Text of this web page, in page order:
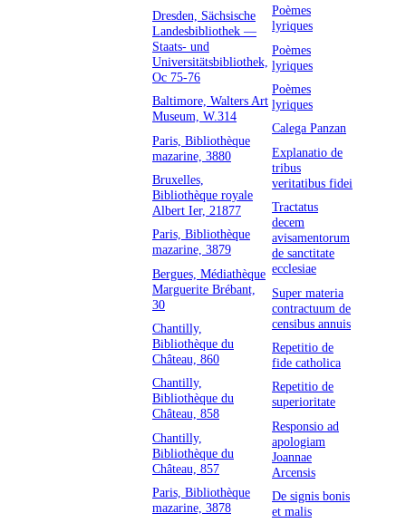
Dresden, Sächsische
Landesbibliothek —
Staats- und
Universitätsbibliothek,
Oc 75-76
Baltimore, Walters Art
Museum, W.314
Paris, Bibliothèque
mazarine, 3880
Bruxelles,
Bibliothèque royale
Albert Ier, 21877
Paris, Bibliothèque
mazarine, 3879
Bergues, Médiathèque
Marguerite Brébant,
30
Chantilly,
Bibliothèque du
Château, 860
Chantilly,
Bibliothèque du
Château, 858
Chantilly,
Bibliothèque du
Château, 857
Paris, Bibliothèque
mazarine, 3878
Poèmes
lyriques
Poèmes
lyriques
Poèmes
lyriques
Calega Panzan
Explanatio de
tribus
veritatibus fidei
Tractatus
decem
avisamentorum
de sanctitate
ecclesiae
Super materia
contractuum de
censibus annuis
Repetitio de
fide catholica
Repetitio de
superioritate
Responsio ad
apologiam
Joannae
Arcensis
De signis bonis
et malis